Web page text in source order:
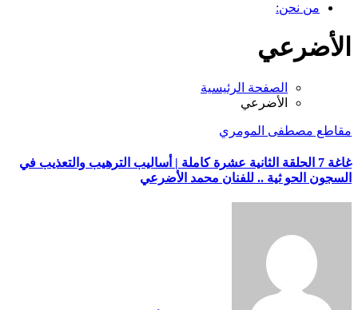
من نحن:
الأضرعي
الصفحة الرئيسية
الأضرعي
مقاطع مصطفى المومري
غاغة 7 الحلقة الثانية عشرة كاملة | أساليب الترهيب والتعذيب في
السجون الحو ثية .. للفنان محمد الأضرعي